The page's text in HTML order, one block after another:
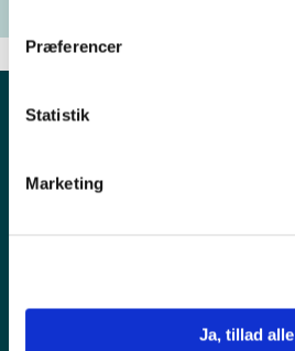
Præferencer
Statistik
Marketing
Ja, tillad alle
Pressekontakt